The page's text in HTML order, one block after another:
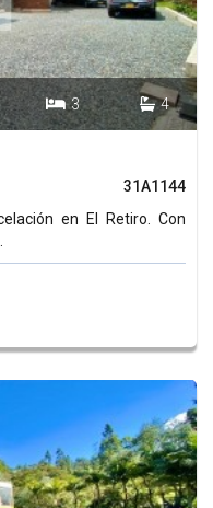
 3  4
31A1144
en El Retiro. Con